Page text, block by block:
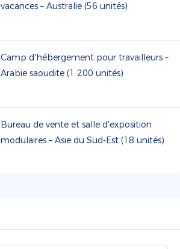
vacances – Australie (56 unités)
Camp d'hébergement pour travailleurs –
Arabie saoudite (1 200 unités)
Bureau de vente et salle d'exposition
modulaires – Asie du Sud-Est (18 unités)